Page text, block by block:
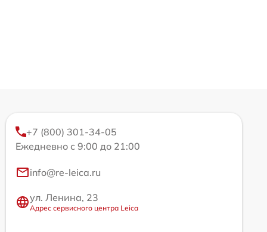
+7 (800) 301-34-05
Ежедневно с 9:00 до 21:00
info@re-leica.ru
ул. Ленина, 23
Адрес сервисного центра Leica